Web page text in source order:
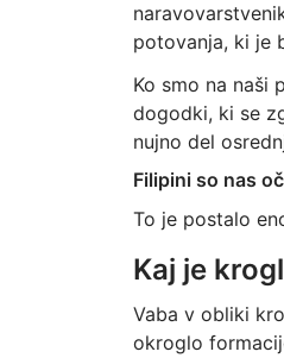
potovanja, ki je
Ko smo na naši
dogodki, ki se
nujno del
Filipini so nas
To je postalo
Kaj je
Vaba v obliki
okroglo